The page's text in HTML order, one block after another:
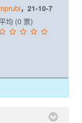
，21-10-7
均 (0 票)